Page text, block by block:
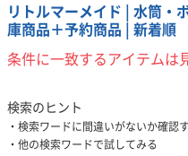
リトルマーメイド | 水筒・
庫商品＋予約商品 | 新着順
条件に一致するアイテムは
検索のヒント
検索ワードに間違いがないか確認
他の検索ワードで試してみる